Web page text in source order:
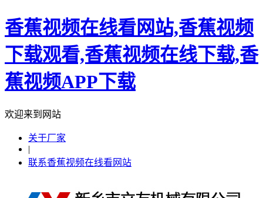
香蕉视频在线看网站,香蕉视频
下载观看,香蕉视频在线下载,香
蕉视频APP下载
欢迎来到网站
关于厂家
|
联系香蕉视频在线看网站